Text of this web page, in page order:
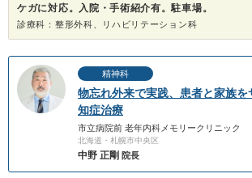
ケガに対応。入院・手術紹介有。駐車場。
診療科：整形外科、リハビリテーション科
精神科
物忘れ外来で実践、患者と家族を
知症治療
市立病院前 老年内科メモリークリニック
北海道・札幌市中央区
中野 正剛 院長